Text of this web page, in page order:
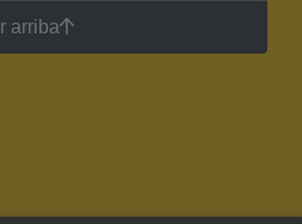
Ir arriba